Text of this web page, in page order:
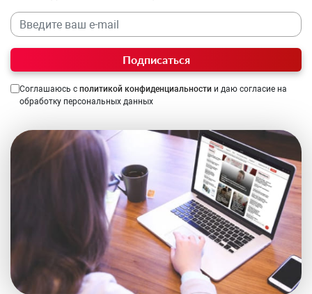
Подписаться
Соглашаюсь с политикой конфиденциальности и даю согласие на
обработку персональных данных